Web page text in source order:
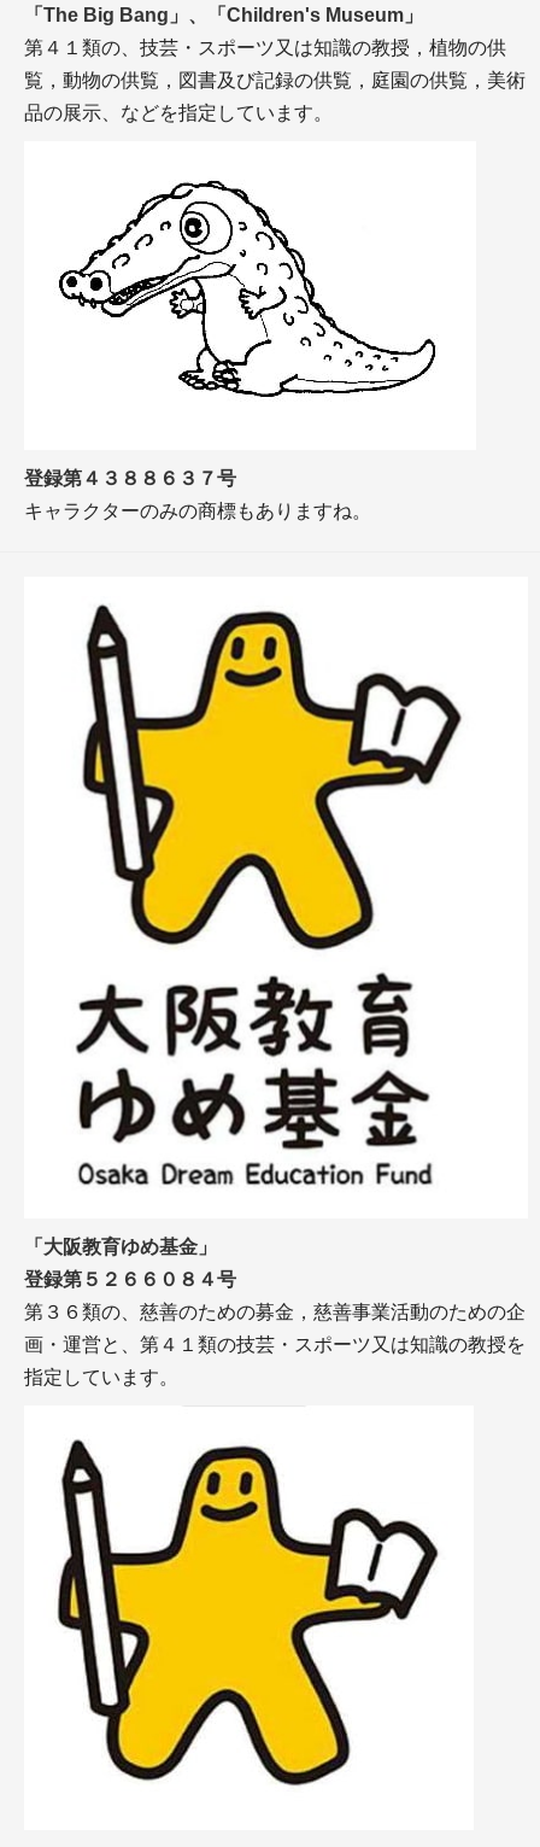
「The Big Bang」、「Children's Museum」
第４１類の、技芸・スポーツ又は知識の教授，植物の供
覧，動物の供覧，図書及び記録の供覧，庭園の供覧，美術
品の展示、などを指定しています。
登録第４３８８６３７号
キャラクターのみの商標もありますね。
「大阪教育ゆめ基金」
登録第５２６６０８４号
第３６類の、慈善のための募金，慈善事業活動のための企
画・運営と、第４１類の技芸・スポーツ又は知識の教授を
指定しています。